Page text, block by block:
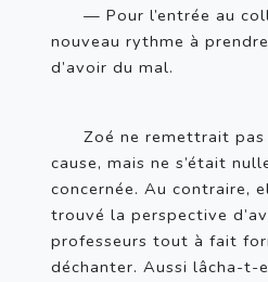
— Pour l’entrée au
nouveau rythme à
d’avoir du mal.
Zoé ne remettrait
cause, mais ne s’était
concernée. Au contraire,
trouvé la perspective
professeurs tout à fait
déchanter. Aussi lâcha-t-